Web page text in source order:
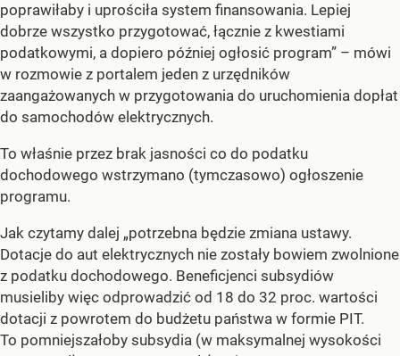
poprawiłaby i uprościła system finansowania. Lepiej
dobrze wszystko przygotować, łącznie z kwestiami
podatkowymi, a dopiero później ogłosić program” – mówi
w rozmowie z portalem jeden z urzędników
zaangażowanych w przygotowania do uruchomienia dopłat
do samochodów elektrycznych.
To właśnie przez brak jasności co do podatku
dochodowego wstrzymano (tymczasowo) ogłoszenie
programu.
Jak czytamy dalej „potrzebna będzie zmiana ustawy.
Dotacje do aut elektrycznych nie zostały bowiem zwolnione
z podatku dochodowego. Beneficjenci subsydiów
musieliby więc odprowadzić od 18 do 32 proc. wartości
dotacji z powrotem do budżetu państwa w formie PIT.
To pomniejszałoby subsydia (w maksymalnej wysokości